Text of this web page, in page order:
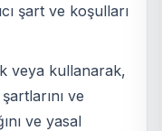
şart ve koşulları
veya kullanarak,
ve
ve yasal